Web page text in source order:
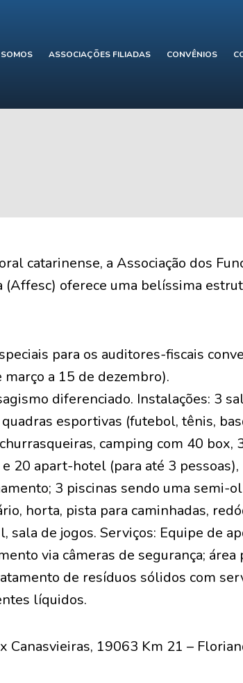
ASSOCIAÇÕES FILIADAS CONVÊNIOS
catarinense, a Associação dos
(Affesc) oferece uma belíssima
para os auditores-fiscais
a 15 de dezembro).
diferenciado. Instalações: 3
esportivas (futebol, tênis,
camping com 40 box,
20 apart-hotel (para até 3
3 piscinas sendo uma semi-
horta, pista para caminhadas,
sala de jogos. Serviços: Equipe de
via câmeras de segurança; área
de resíduos sólidos com
líquidos.
Canasvieiras, 19063 Km 21 –